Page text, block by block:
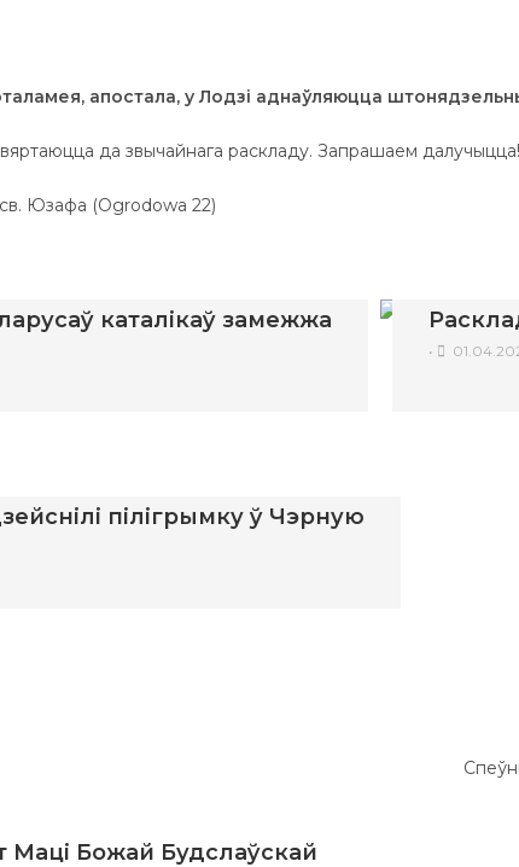
апостала, у Лодзі аднаўляюцца
вяртаюцца да звычайнага раскладу. Запрашаем далучыцца!
Юзафа (Ogrodowa 22)
каталікаў замежжа
•
пілігрымку ў Чэрную
Маці Божай Будслаўскай